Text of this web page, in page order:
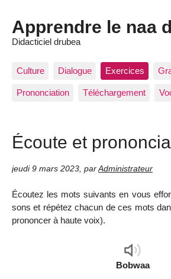
Apprendre le naa
Didacticiel drubea
Culture Dialogue Exercices
Prononciation Téléchargement
Écoute et
jeudi 9 mars 2023 par Administrateur
Écoutez les mots suivants en vous
sons et répétez chacun de ces mots
prononcer à haute voix).
Audio
Player
Bobwaa